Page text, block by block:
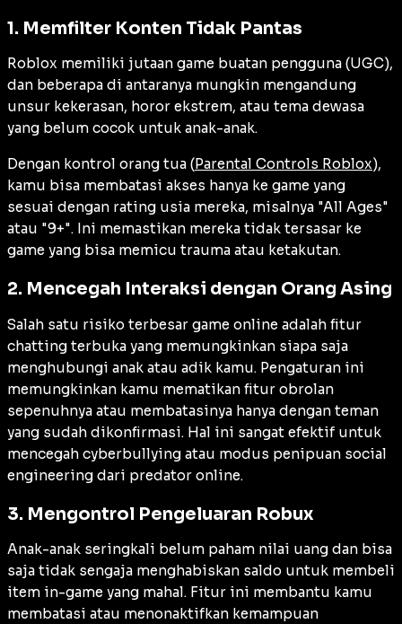
1. Memfilter Konten Tidak Pantas
Roblox memiliki jutaan game buatan pengguna (UGC),
dan beberapa di antaranya mungkin mengandung
unsur kekerasan, horor ekstrem, atau tema dewasa
yang belum cocok untuk anak-anak.
Dengan kontrol orang tua (Parental Controls Roblox),
kamu bisa membatasi akses hanya ke game yang
sesuai dengan rating usia mereka, misalnya "All Ages"
atau "9+". Ini memastikan mereka tidak tersasar ke
game yang bisa memicu trauma atau ketakutan.
2. Mencegah Interaksi dengan Orang Asing
Salah satu risiko terbesar game online adalah fitur
chatting terbuka yang memungkinkan siapa saja
menghubungi anak atau adik kamu. Pengaturan ini
memungkinkan kamu mematikan fitur obrolan
sepenuhnya atau membatasinya hanya dengan teman
yang sudah dikonfirmasi. Hal ini sangat efektif untuk
mencegah cyberbullying atau modus penipuan social
engineering dari predator online.
3. Mengontrol Pengeluaran Robux
Anak-anak seringkali belum paham nilai uang dan bisa
saja tidak sengaja menghabiskan saldo untuk membeli
item in-game yang mahal. Fitur ini membantu kamu
membatasi atau menonaktifkan kemampuan